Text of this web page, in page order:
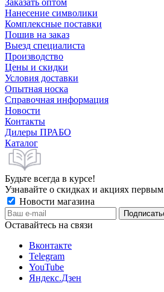
Нанесение символики
Комплексные поставки
Пошив на заказ
Выезд специалиста
Производство
Цены и скидки
Условия доставки
Опытная носка
Справочная информация
Новости
Контакты
Дилеры ПРАБО
Каталог
Будьте всегда в курсе!
Узнавайте о скидках и акциях первым
Новости магазина
Оставайтесь на связи
Вконтакте
Telegram
YouTube
Яндекс.Дзен